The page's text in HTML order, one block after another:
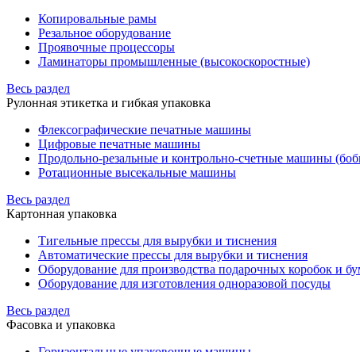
Копировальные рамы
Резальное оборудование
Проявочные процессоры
Ламинаторы промышленные (высокоскоростные)
Весь раздел
Рулонная этикетка и гибкая упаковка
Флексографические печатные машины
Цифровые печатные машины
Продольно-резальные и контрольно-счетные машины
Ротационные высекальные машины
Весь раздел
Картонная упаковка
Тигельные прессы для вырубки и тиснения
Автоматические прессы для вырубки и тиснения
Оборудование для производства подарочных коробок и
Оборудование для изготовления одноразовой посуды
Весь раздел
Фасовка и упаковка